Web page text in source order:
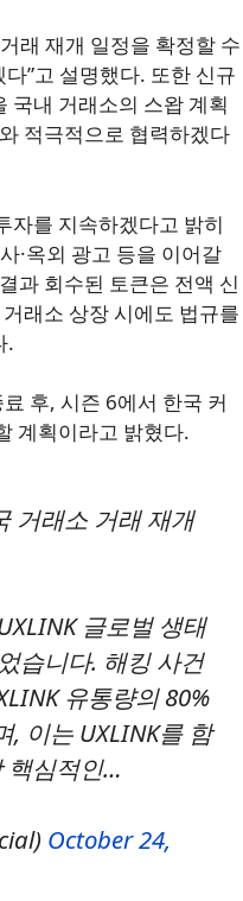
래 재개 일정을 확정할 수
”고 설명했다. 또한 신규
국내 거래소의 스왑 계획
적극적으로 협력하겠다
자를 지속하겠다고 밝히
·옥외 광고 등을 이어갈
과 회수된 토큰은 전액 신
래소 상장 시에도 법규를
.
후, 시즌 6에서 한국 커
계획이라고 밝혔다.
거래소 거래 재개
글로벌 생태
습니다. 해킹 사건
유통량의 80%
, 이는 UXLINK를 함
핵심적인…
October 24,